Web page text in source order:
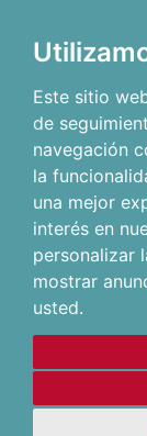
Este sitio
de
navegación
la
una mejor
interés en
personalizar
mostrar
usted.